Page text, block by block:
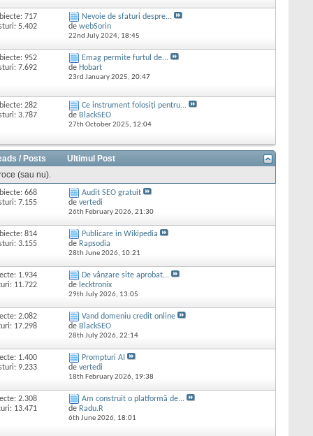
717
5.402
Nevoie de sfaturi despre...
de webSorin
22nd July 2024, 18:45
952
7.692
Emag permite furtul de...
de Hobart
23rd January 2025, 20:47
282
3.787
Ce instrument folosiți pentru...
de BlackSEO
27th October 2025, 12:04
/ Posts
Ultimul Post
(sau nu).
668
7.155
Audit SEO gratuit
de vertedi
26th February 2026, 21:30
814
3.155
Publicare in Wikipedia
de Rapsodia
28th June 2026, 10:21
1.934
11.722
De vânzare site aprobat...
de lecktronix
29th July 2026, 13:05
2.082
17.298
Vand domeniu credit online
de BlackSEO
28th July 2026, 22:14
1.400
9.233
Prompturi AI
de vertedi
18th February 2026, 19:38
2.308
13.471
Am construit o platformă de...
de Radu.R
6th June 2026, 18:01